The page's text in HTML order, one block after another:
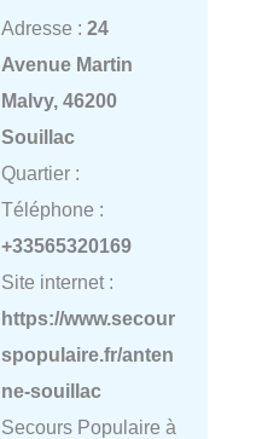
Adresse : 24
Avenue Martin
Malvy, 46200
Souillac
Quartier :
Téléphone :
+33565320169
Site internet :
https://www.secour
spopulaire.fr/anten
ne-souillac
Secours Populaire à